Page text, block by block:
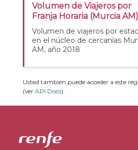
Volumen de Viajeros por
Franja Horaria (Murcia AM)
Volumen de viajeros por
en el núcleo de cercanías
AM, año 2018
Usted también puede acceder a este
(ver API Docs).